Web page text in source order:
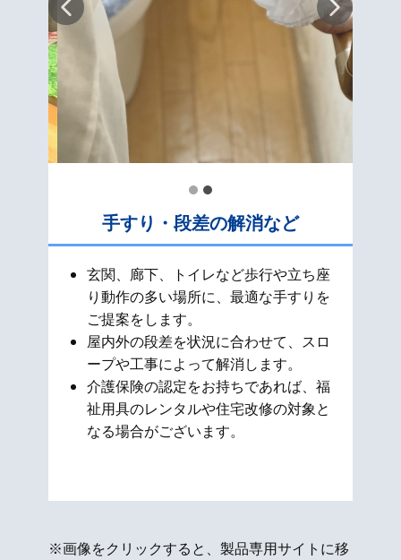
手すり・段差の解消など
玄関、廊下、トイレなど歩行や立ち座
り動作の多い場所に、最適な手すりを
ご提案をします。
屋内外の段差を状況に合わせて、スロ
ープや工事によって解消します。
介護保険の認定をお持ちであれば、福
祉用具のレンタルや住宅改修の対象と
なる場合がございます。
※画像をクリックすると、製品専用サイトに移